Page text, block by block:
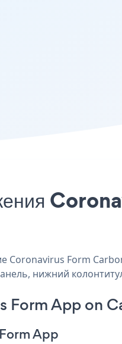
Coronavirus Form
нижний
Form App on
App